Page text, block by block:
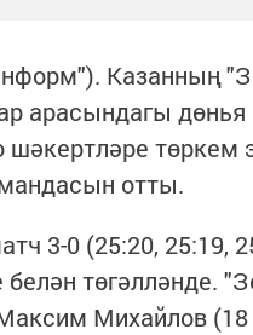
Казанның
арасындагы
отты.
3-0 (25:20, 25:19,
төгәлләнде.
Михайлов (18